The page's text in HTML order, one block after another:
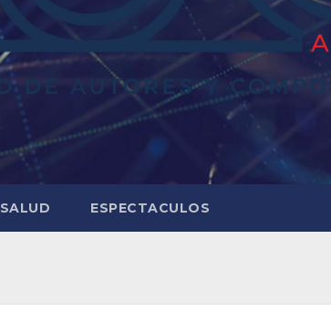
SALUD ESPECTACULOS